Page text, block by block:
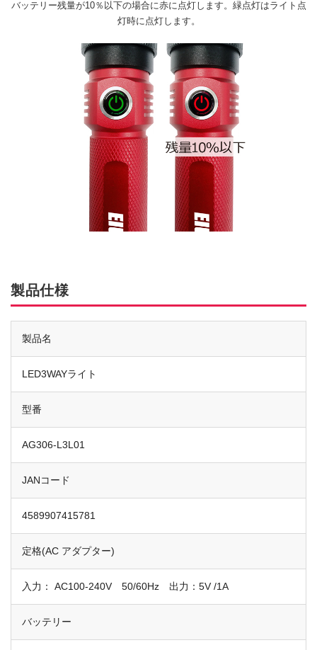
バッテリー残量が10％以下の場合に赤に点灯します。緑点灯はライト点
灯時に点灯します。
製品仕様
製品名
LED3WAYライト
型番
AG306-L3L01
JANコード
4589907415781
定格(AC アダプター)
入力： AC100-240V 50/60Hz 出力：5V /1A
バッテリー